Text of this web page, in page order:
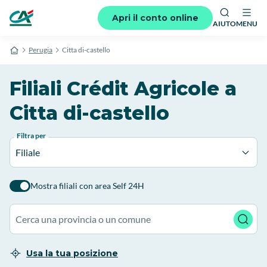
Apri il conto online
AIUTOMENU
Perugia Citta di-castello
Filiali Crédit Agricole a
Citta di-castello
Filtra per
Filiale
Mostra filiali con area Self 24H
Usa la tua posizione